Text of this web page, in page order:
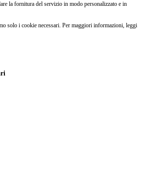
la fornitura del servizio in modo personalizzato e in
solo i cookie necessari. Per maggiori informazioni, leggi